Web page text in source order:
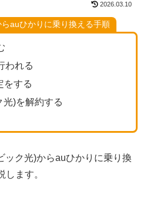
2026.03.10
auひかりに乗り換える手順
われる
をする
光)を解約する
ック光)からauひかりに乗り換
します。